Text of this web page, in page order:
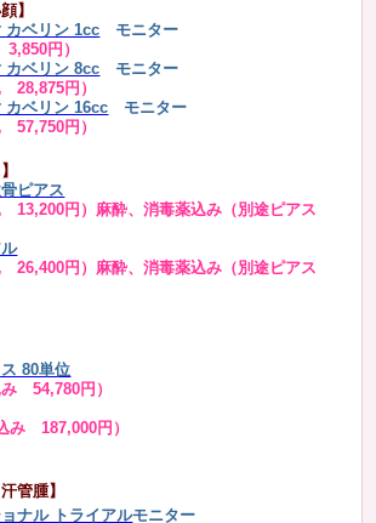
】
カベリン 1cc モニター
円）
カベリン 8cc モニター
28,875円）
カベリン 16cc
モニター
57,750円）
ピアス
13,200円）麻酔、消毒薬込み（別途ピアス
26,400円）麻酔、消毒薬込み（別途ピアス
80単位
54,780円）
み 187,000円）
管腫】
ナル トライアルモニター